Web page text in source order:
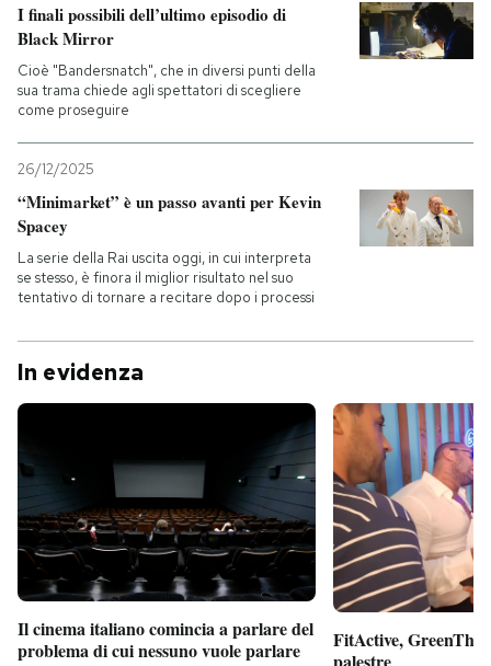
I finali possibili dell’ultimo episodio di
Black Mirror
Cioè "Bandersnatch", che in diversi punti della
sua trama chiede agli spettatori di scegliere
come proseguire
26/12/2025
“Minimarket” è un passo avanti per Kevin
Spacey
La serie della Rai uscita oggi, in cui interpreta
se stesso, è finora il miglior risultato nel suo
tentativo di tornare a recitare dopo i processi
In evidenza
Il cinema italiano comincia a parlare del
problema di cui nessuno vuole parlare
FitActive,